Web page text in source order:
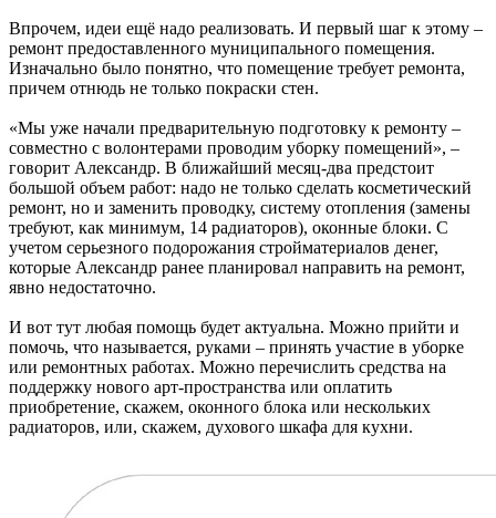
Впрочем, идеи ещё надо реализовать. И первый шаг к этому –
ремонт предоставленного муниципального помещения.
Изначально было понятно, что помещение требует ремонта,
причем отнюдь не только покраски стен.
«Мы уже начали предварительную подготовку к ремонту –
совместно с волонтерами проводим уборку помещений», –
говорит Александр. В ближайший месяц-два предстоит
большой объем работ: надо не только сделать косметический
ремонт, но и заменить проводку, систему отопления (замены
требуют, как минимум, 14 радиаторов), оконные блоки. С
учетом серьезного подорожания стройматериалов денег,
которые Александр ранее планировал направить на ремонт,
явно недостаточно.
И вот тут любая помощь будет актуальна. Можно прийти и
помочь, что называется, руками – принять участие в уборке
или ремонтных работах. Можно перечислить средства на
поддержку нового арт-пространства или оплатить
приобретение, скажем, оконного блока или нескольких
радиаторов, или, скажем, духового шкафа для кухни.